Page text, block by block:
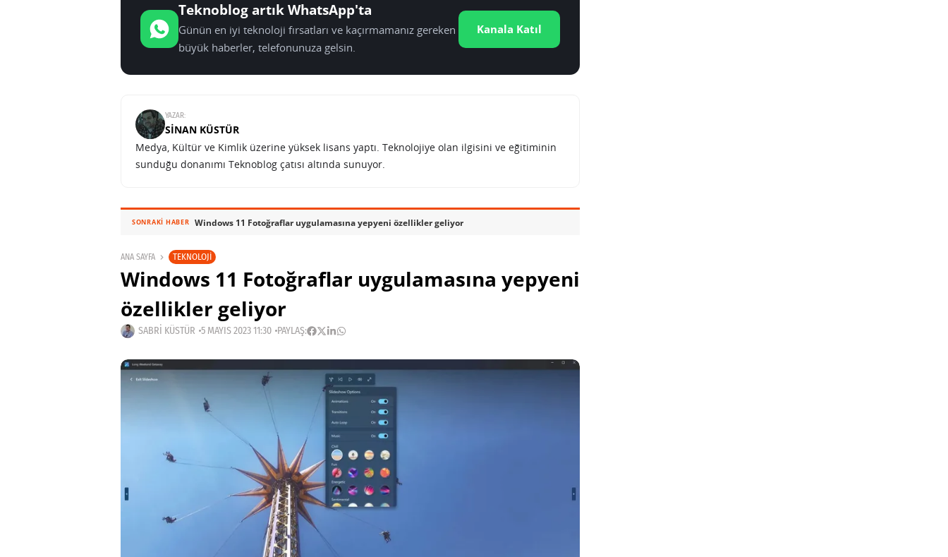
Teknoblog artık WhatsApp'ta
Günün en iyi teknoloji fırsatları ve kaçırmamanız gereken
büyük haberler, telefonunuza gelsin.
Kanala Katıl
YAZAR:
SINAN KÜSTÜR
Medya, Kültür ve Kimlik üzerine yüksek lisans yaptı. Teknolojiye olan ilgisini ve eğitiminin
sunduğu donanımı Teknoblog çatısı altında sunuyor.
SONRAKI HABER Windows 11 Fotoğraflar uygulamasına yepyeni özellikler geliyor
ANA SAYFA TEKNOLOJI
Windows 11 Fotoğraflar uygulamasına yepyeni
özellikler geliyor
SABRI KÜSTÜR 5 MAYIS 2023 11:30 PAYLAŞ: